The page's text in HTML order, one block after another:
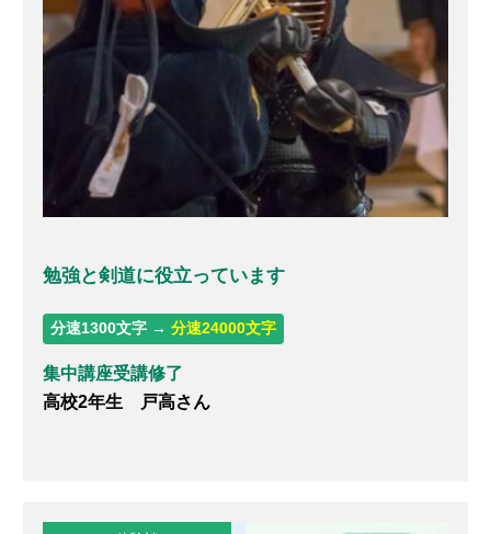
勉強と剣道に役立っています
分速1300文字 →分速24000文字
集中講座受講修了
高校2年生 戸高さん